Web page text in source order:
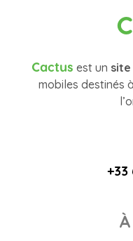
Cactus est un site
mobiles destinés
+33